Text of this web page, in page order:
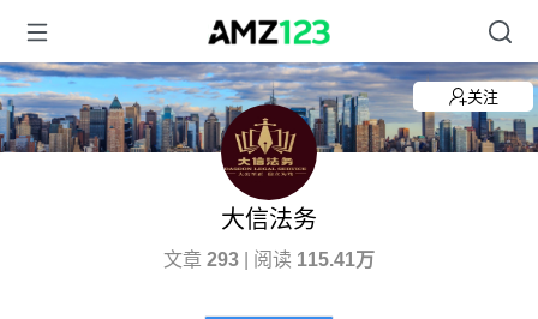
关注
大信法务
文章 293 | 阅读 115.41万